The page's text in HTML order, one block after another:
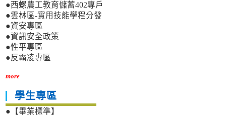
●西螺農工教育儲蓄402專戶
●雲林區-實用技能學程分發
●資安專區
●資訊安全政策
●性平專區
●反霸凌專區
more
學生專區
●【畢業標準】